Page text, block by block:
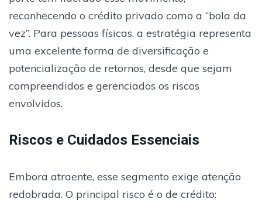
reconhecendo o crédito privado como a “bola da
vez”. Para pessoas físicas, a estratégia representa
uma excelente forma de diversificação e
potencialização de retornos, desde que sejam
compreendidos e gerenciados os riscos
envolvidos.
Riscos e Cuidados Essenciais
Embora atraente, esse segmento exige atenção
redobrada. O principal risco é o de crédito: